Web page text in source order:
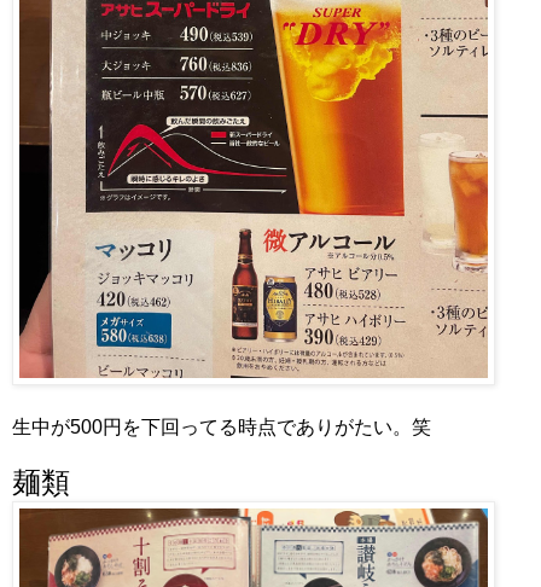
生中が500円を下回ってる時点でありがたい。笑
麺類